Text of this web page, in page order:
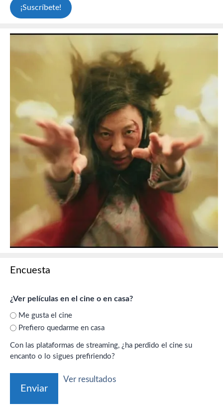
Encuesta
¿Ver películas en el cine o en casa?
Me gusta el cine
Prefiero quedarme en casa
Con las plataformas de streaming, ¿ha perdido el cine su
encanto o lo sigues prefiriendo?
Ver resultados